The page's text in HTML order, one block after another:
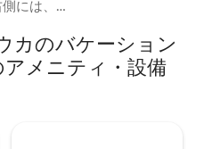
、コーヒ
ッチンが
調理のた
ます。 キ
カのバケーション
メニティ・設備